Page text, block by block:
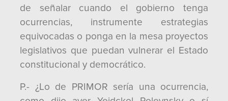
de señalar cuando el gobierno tenga
ocurrencias, instrumente estrategias
equivocadas o ponga en la mesa proyectos
legislativos que puedan vulnerar el Estado
constitucional y democrático.
P.- ¿Lo de PRIMOR sería una ocurrencia,